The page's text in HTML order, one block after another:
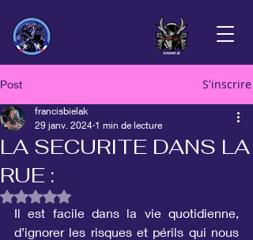
Post S'inscrire
LA SECURITE DANS LA
RUE :
francisbielak
29 janv. 2024 1 min de lecture
Noté NaN étoiles sur 5.
Il est facile dans la vie quotidienne,
d’ignorer les risques et périls qui nous